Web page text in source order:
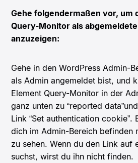
Gehe folgendermaßen vor, um
Query-Monitor als
anzuzeigen:
Gehe in den WordPress Admin-
als Admin angemeldet bist, und
Element Query-Monitor in der
ganz unten zu “reported
Link “Set authentication cookie”.
dich im Admin-Bereich befinden
zu sehen. Wenn du den Link auf
suchst, wirst du ihn nicht finden.